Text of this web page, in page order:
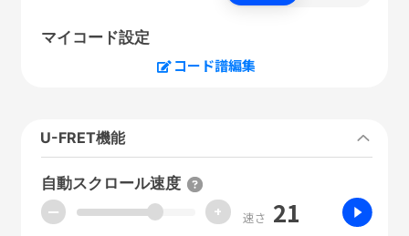
マイコード設定
コード譜編集
U-FRET機能
自動スクロール速度
ー + 速さ 21